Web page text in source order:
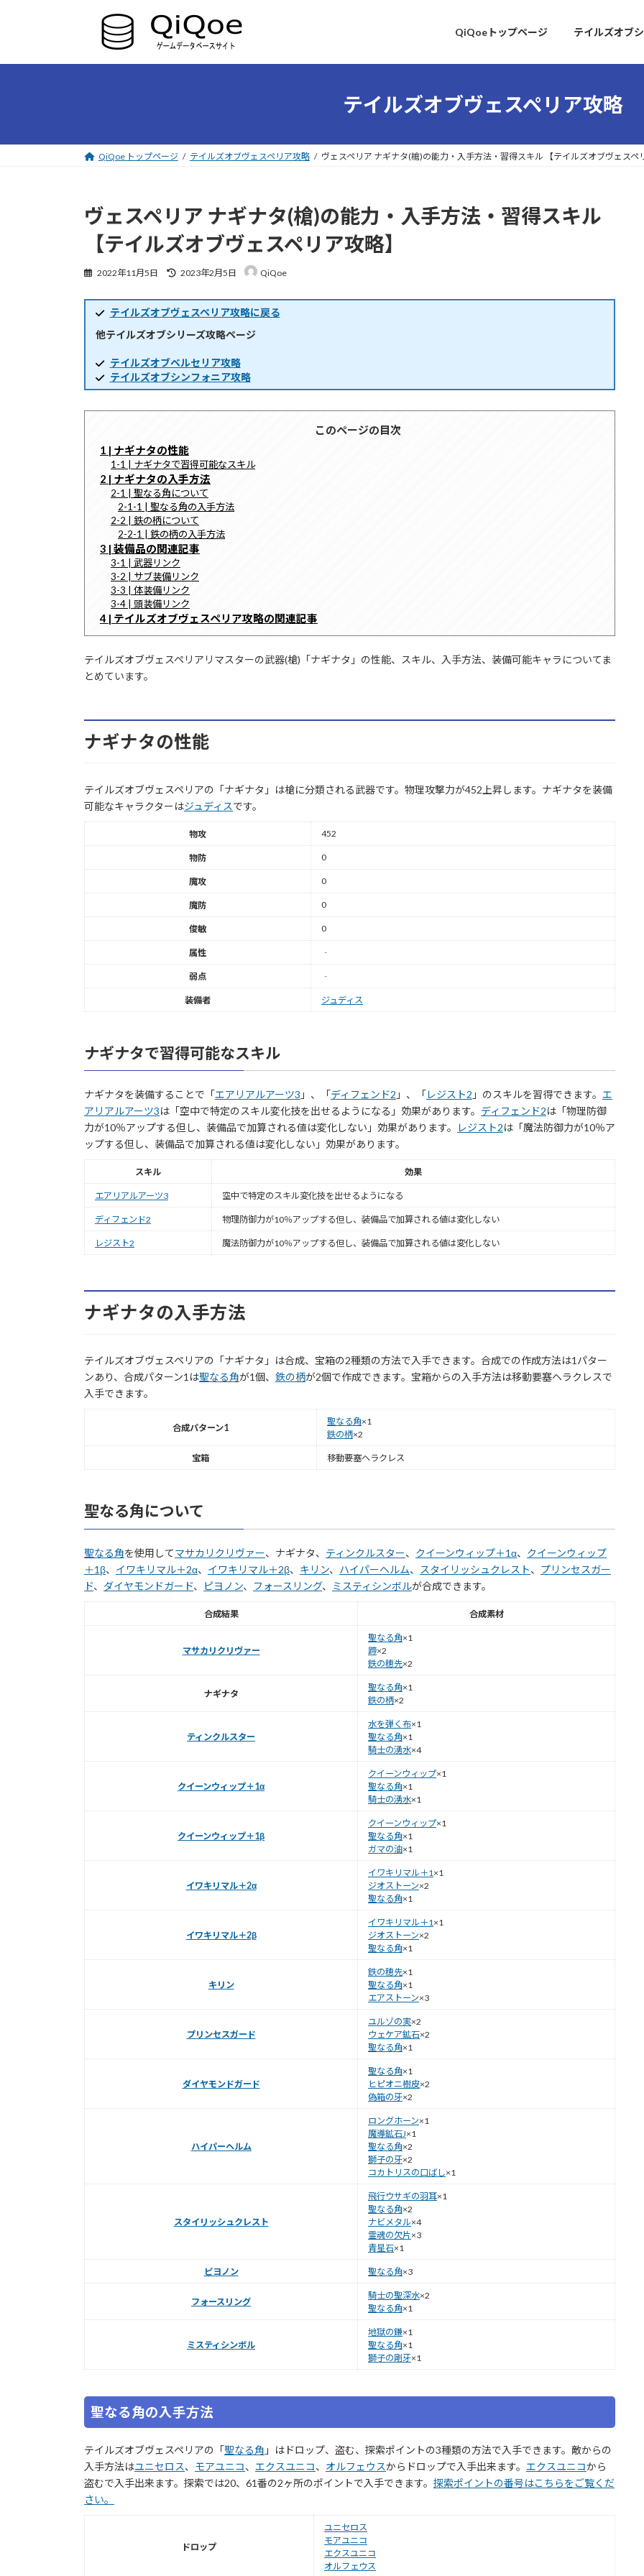
ツ
シ
QiQoeトップページ テイルズオブ
テイルズオブヴェスペリア攻略
QiQoe トップページ テイルズオブヴェスペリア攻略 ヴェスペリア ナギナタ(槍)の能力・入手方法・習得スキル 【テイルズオブヴェスペ
ヴェスペリア ナギナタ(槍)の能力・入手方法・習得スキル
【テイルズオブヴェスペリア攻略】
2022年11月5日
最
新
日
時
2023年2月5日 QiQoe
テイルズオブヴェスペリア攻略に戻る
他テイルズオブシリーズ攻略ページ
テイルズオブベルセリア攻略
テイルズオブシンフォニア攻略
このページの目次
1 | ナギナタの性能
1-1 | ナギナタで習得可能なスキル
2 | ナギナタの入手方法
2-1 | 聖なる角について
2-1-1 | 聖なる角の入手方法
2-2 | 鉄の柄について
2-2-1 | 鉄の柄の入手方法
3 | 装備品の関連記事
3-1 | 武器リンク
3-2 | サブ装備リンク
3-3 | 体装備リンク
3-4 | 頭装備リンク
4 | テイルズオブヴェスペリア攻略の関連記事
テイルズオブヴェスペリアリマスターの武器(槍)「ナギナタ」の性能、スキル、入手方法、装備可能キャラについてま
とめています。
ナギナタの性能
テイルズオブヴェスペリアの「ナギナタ」は槍に分類される武器です。物理攻撃力が452上昇します。ナギナタを装備
可能なキャラクターはジュディスです。
物攻 452
物防 0
魔攻 0
魔防 0
俊敏 0
属性 ‐
弱点 ‐
装備者 ジュディス
ナギナタで習得可能なスキル
ナギナタを装備することで「エアリアルアーツ3 」、「ディフェンド2 」、「レジスト2 」のスキルを習得できます。 エ
アリアルアーツ3は「空中で特定のスキル変化技を出せるようになる」効果があります。 ディフェンド2は「物理防御
力が10％アップする但し、装備品で加算される値は変化しない」効果があります。
レジスト2は「魔法防御力が10％ア
ップする但し、装備品で加算される値は変化しない」効果があります。
スキル 効果
エアリアルアーツ3 空中で特定のスキル変化技を出せるようになる
ディフェンド2 物理防御力が10％アップする但し、装備品で加算される値は変化しない
レジスト2 魔法防御力が10％アップする但し、装備品で加算される値は変化しない
ナギナタの入手方法
テイルズオブヴェスペリアの「ナギナタ」は合成、宝箱の2種類の方法で入手できます。合成での作成方法は1パター
ンあり、合成パターン1は聖なる角が1個、 鉄の柄が2個で作成できます。宝箱からの入手方法は移動要塞ヘラクレスで
入手できます。
合成パターン1
聖なる角×1
鉄の柄×2
宝箱 移動要塞ヘラクレス
聖なる角について
聖なる角を使用してマサカリクリヴァー、ナギナタ、 ティンクルスター、 クイーンウィップ＋1α、 クイーンウィップ
＋1β、 イワキリマル＋2α、 イワキリマル＋2β、 キリン、 ハイパーヘルム、 スタイリッシュクレスト、 プリンセスガー
ド、 ダイヤモンドガード、 ピヨノン、 フォースリング、 ミスティシンボルが合成できます。
合成結果 合成素材
マサカリクリヴァー
聖なる角×1
蹄×2
鉄の穂先×2
ナギナタ
聖なる角×1
鉄の柄×2
ティンクルスター
水を弾く布×1
聖なる角×1
騎士の湧水×4
クイーンウィップ＋1α
クイーンウィップ×1
聖なる角×1
騎士の湧水×1
クイーンウィップ＋1β
クイーンウィップ×1
聖なる角×1
ガマの油×1
イワキリマル＋2α
イワキリマル＋1 ×1
ジオストーン×2
聖なる角×1
イワキリマル＋2β
イワキリマル＋1 ×1
ジオストーン×2
聖なる角×1
キリン
鉄の穂先×1
聖なる角×1
エアストーン×3
プリンセスガード
ユルゾの実×2
ウェケア鉱石×2
聖なる角×1
ダイヤモンドガード
聖なる角×1
ヒピオニ樹皮×2
偽箱の牙×2
ハイパーヘルム
ロングホーン×1
魔導鉱石J×1
聖なる角×2
獅子の牙×2
コカトリスの口ばし×1
スタイリッシュクレスト
飛行ウサギの羽耳×1
聖なる角×2
ナビメタル×4
霊魂の欠片×3
青星石×1
ピヨノン 聖なる角×3
フォースリング
騎士の聖深水×2
聖なる角×1
ミスティシンボル
地獄の鎌×1
聖なる角×1
獅子の剛牙×1
聖なる角の入手方法
テイルズオブヴェスペリアの「聖なる角 」はドロップ、盗む、探索ポイントの3種類の方法で入手できます。敵からの
入手方法はユニセロス、 モアユニコ、 エクスユニコ、 オルフェウスからドロップで入手出来ます。 エクスユニコから
盗むで入手出来ます。探索では20、61番の2ヶ所のポイントで入手できます。 探索ポイントの番号はこちらをご覧くだ
さい。
ドロップ
ユニセロス
モアユニコ
エクスユニコ
オルフェウス